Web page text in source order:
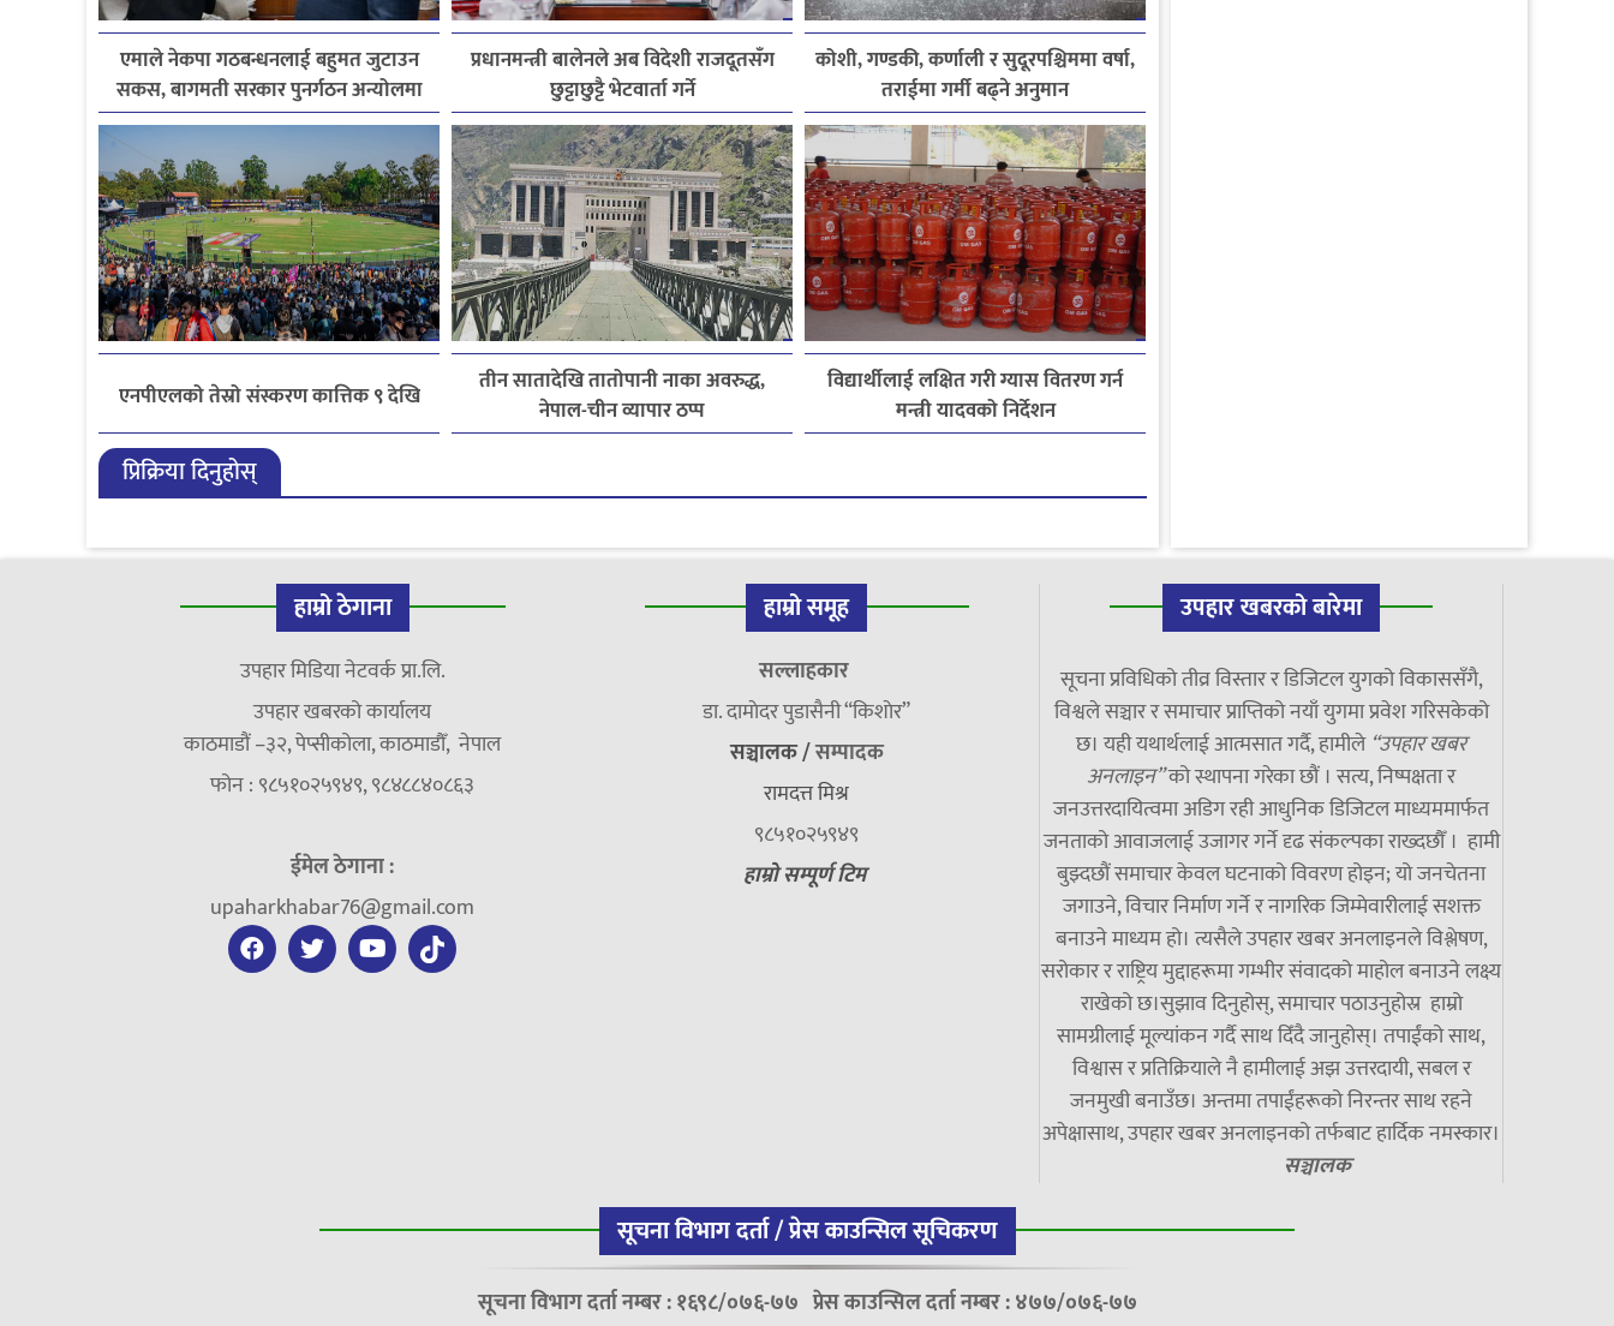
एमाले नेकपा गठबन्धनलाई बहुमत जुटाउन
सकस, बागमती सरकार पुनर्गठन अन्योलमा
प्रधानमन्त्री बालेनले अब विदेशी राजदूतसँग
छुट्टाछुट्टै भेटवार्ता गर्ने
कोशी, गण्डकी, कर्णाली र सुदूरपश्चिममा वर्षा,
तराईमा गर्मी बढ्ने अनुमान
एनपीएलको तेस्रो संस्करण कात्तिक ९ देखि
तीन सातादेखि तातोपानी नाका अवरुद्ध,
नेपाल-चीन व्यापार ठप्प
विद्यार्थीलाई लक्षित गरी ग्यास वितरण गर्न
मन्त्री यादवको निर्देशन
प्रिक्रिया दिनुहोस्
हाम्रो ठेगाना
उपहार मिडिया नेटवर्क प्रा.लि.
उपहार खबरको कार्यालय
काठमाडौं –३२, पेप्सीकोला, काठमाडौँ, नेपाल
फोन : ९८५१०२५९४९, ९८४८८४०८६३
ईमेल ठेगाना :
upaharkhabar76@gmail.com
हाम्रो समूह
सल्लाहकार
डा. दामाेदर पुडासैनी “किशाेर”
सञ्चालक /सम्पादक
रामदत्त मिश्र
९८५१०२५९४९
हाम्रो सम्पूर्ण टिम
उपहार खबरको बारेमा
सूचना प्रविधिको तीव्र विस्तार र डिजिटल युगको विकाससँगै,
विश्वले सञ्चार र समाचार प्राप्तिको नयाँ युगमा प्रवेश गरिसकेको
छ। यही यथार्थलाई आत्मसात गर्दै, हामीले “उपहार खबर
अनलाइन”को स्थापना गरेका छौं । सत्य, निष्पक्षता र
जनउत्तरदायित्वमा अडिग रही आधुनिक डिजिटल माध्यममार्फत
जनताको आवाजलाई उजागर गर्ने दृढ संकल्पका राख्दछौँ । हामी
बुझ्दछौं समाचार केवल घटनाको विवरण होइन; यो जनचेतना
जगाउने, विचार निर्माण गर्ने र नागरिक जिम्मेवारीलाई सशक्त
बनाउने माध्यम हो। त्यसैले उपहार खबर अनलाइनले विश्लेषण,
सरोकार र राष्ट्रिय मुद्दाहरूमा गम्भीर संवादको माहोल बनाउने लक्ष्य
राखेको छ।सुझाव दिनुहोस्, समाचार पठाउनुहोस्र हाम्रो
सामग्रीलाई मूल्यांकन गर्दै साथ दिँदै जानुहोस्। तपाईंको साथ,
विश्वास र प्रतिक्रियाले नै हामीलाई अझ उत्तरदायी, सबल र
जनमुखी बनाउँछ। अन्तमा तपाईंहरूको निरन्तर साथ रहने
अपेक्षासाथ, उपहार खबर अनलाइनको तर्फबाट हार्दिक नमस्कार।
सञ्चालक
सूचना विभाग दर्ता / प्रेस काउन्सिल सूचिकरण
सूचना विभाग दर्ता नम्बर : १६९८/०७६-७७ प्रेस काउन्सिल दर्ता नम्बर : ४७७/०७६-७७